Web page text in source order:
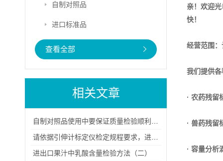
自制对照品
进口标准品
查看全部
相关文章
进出口果汁中乳酸含量检验方法（二）
亲！欢迎
快！
经营范围
我们提供
· 农药残留
· 兽药残留
· 容量分析